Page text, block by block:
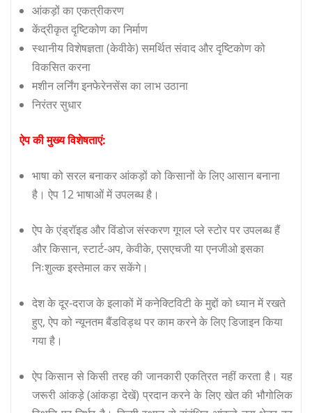
आंकड़ों का एकत्रीकरण
केंद्रीकृत दृष्टिकोण का निर्माण
स्थानीय विशेषज्ञता (केवीके) समर्थित संवाद और दृष्टिकोण को
विकसित करना
मशीन लर्निंग इनफेरेनसेंस का लाभ उठाना
निरंतर सुधार
ऐप की मुख्य विशेषताएं:
भाषा को सरल बनाकर आंकड़ों को किसानों के लिए आसान बनाना
है। ऐप 12 भाषाओं में उपलब्ध है।
ऐप के एंड्रॉइड और विंडोज संस्करण गूगल प्ले स्टोर पर उपलब्ध हैं
और किसान, स्टार्ट-अप, केवीके, एसएचजी या एनजीओ इसका
निःशुल्क इस्तेमाल कर सकेंगे।
देश के दूर-दराज के इलाकों में कनेक्टिविटी के मुद्दों को ध्यान में रखते
हुए, ऐप को न्यूनतम बैंडविड्थ पर काम करने के लिए डिजाइन किया
गया है।
ऐप किसान से किसी तरह की जानकारी एकत्रित नहीं करता है। यह
जरूरी आंकड़े (आंकड़ा देखें) प्रदान करने के लिए खेत की भौगोलिक